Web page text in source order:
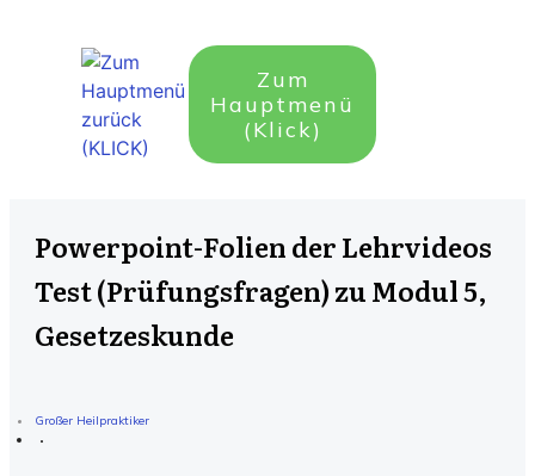
Zum
Hauptmenü
(Klick)
Powerpoint-Folien der Lehrvideos
Test (Prüfungsfragen) zu Modul 5,
Gesetzeskunde
Großer Heilpraktiker